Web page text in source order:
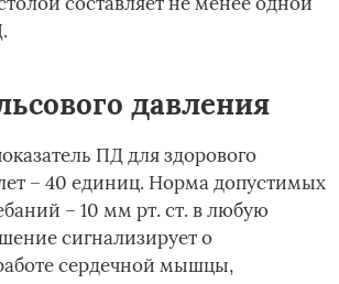
давления
ПД для здорового
– 40 единиц. Норма допустимых
– 10 мм рт. ст. в любую
сигнализирует о
сердечной мышцы,